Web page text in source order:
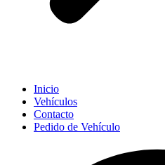
Inicio
Vehículos
Contacto
Pedido de Vehículo